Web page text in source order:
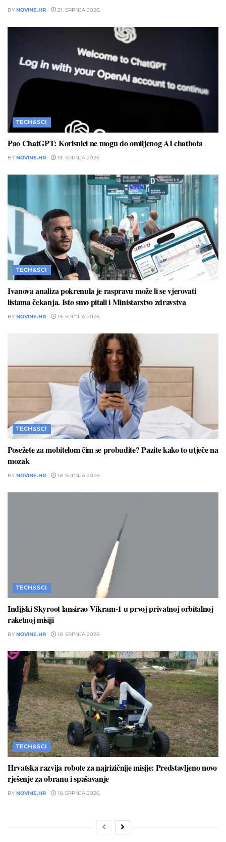
BY NOVINE.HR 21. SRPNJA 2026.
TECH&SCI
Pao ChatGPT: Korisnici ne mogu do omiljenog AI chatbota
BY NOVINE.HR 19. SRPNJA 2026.
TECH&SCI
Ivanova analiza pokrenula je raspravu može li se vjerovati
listama čekanja. Isto smo pitali i Ministarstvo zdravstva
BY NOVINE.HR 19. SRPNJA 2026.
TECH&SCI
Posežete za mobitelom čim se probudite? Pazite kako to utječe na
mozak
BY NOVINE.HR 18. SRPNJA 2026.
TECH&SCI
Indijski Skyroot lansirao Vikram-1 u prvoj privatnoj orbitalnoj
raketnoj misiji
BY NOVINE.HR 18. SRPNJA 2026.
TECH&SCI
Hrvatska razvija robote za najrizičnije misije: Predstavljeno novo
rješenje za obranu i spašavanje
BY NOVINE.HR 18. SRPNJA 2026.